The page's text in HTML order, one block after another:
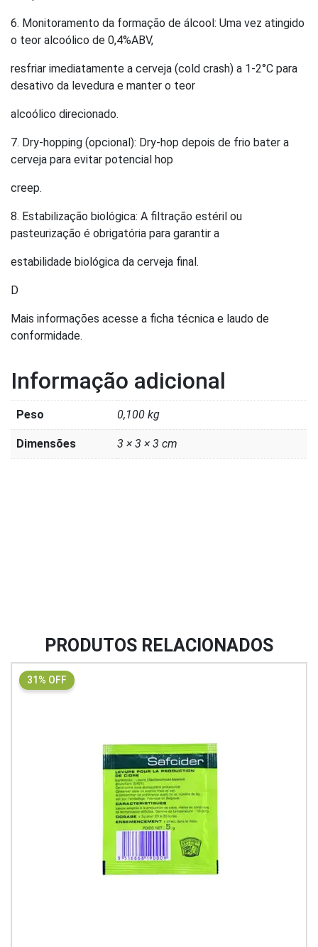
6. Monitoramento da formação de álcool: Uma vez atingido
o teor alcoólico de 0,4%ABV,
resfriar imediatamente a cerveja (cold crash) a 1-2°C para
desativo da levedura e manter o teor
alcoólico direcionado.
7. Dry-hopping (opcional): Dry-hop depois de frio bater a
cerveja para evitar potencial hop
creep.
8. Estabilização biológica: A filtração estéril ou
pasteurização é obrigatória para garantir a
estabilidade biológica da cerveja final.
D
Mais informações acesse a ficha técnica e laudo de
conformidade.
Informação adicional
Peso 0,100 kg
Dimensões 3 × 3 × 3 cm
PRODUTOS RELACIONADOS
31% OFF